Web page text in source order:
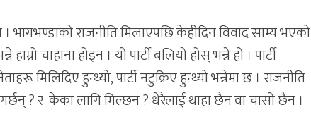
भागभण्डाको राजनीति मिलाएपछि केहीदिन विवाद साम्य भएको
हाम्रो चाहाना होइन । यो पार्टी बलियो होस् भन्ने हो । पार्टी
मिलिदिए हुन्थ्यो, पार्टी नटुक्रिए हुन्थ्यो भन्नेमा छ । राजनीति
? र केका लागि मिल्छन ? धेरैलाई थाहा छैन वा चासो छैन ।